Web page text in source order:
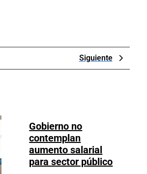
Siguiente
Post
Gobierno no
contemplan
aumento salarial
para sector públicoGobierno